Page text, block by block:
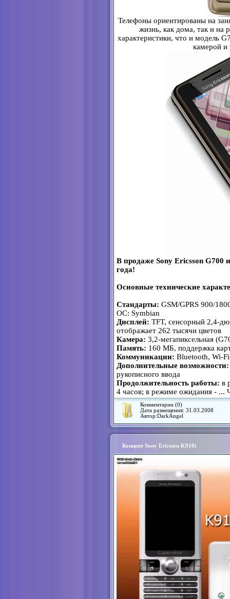
Телефоны ориентированы на
жизнь, как дома, так и на
характеристики, что и модель
камерой
В продаже Sony Ericsson G700
года!
Основные технические
Стандарты: GSM/GPRS 900/
ОС: Symbian
Дисплей: TFT, сенсорный 2,4-
отображает 262 тысячи цветов
Камера: 3,2-мегапиксельная
Память: 160 МБ, поддержка
Коммуникации: Bluetooth, Wi-
Дополнительные возможности:
рукописного ввода
Продолжительность работы: в
4 часов; в режиме ожидания - ...
Комментарии (0)
Дата размещения: 31.03.2008
Автор:DarkAngel
Концепт Sony Ericsson K910i